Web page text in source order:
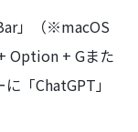
」（※macOS
Option + Gまた
「ChatGPT」